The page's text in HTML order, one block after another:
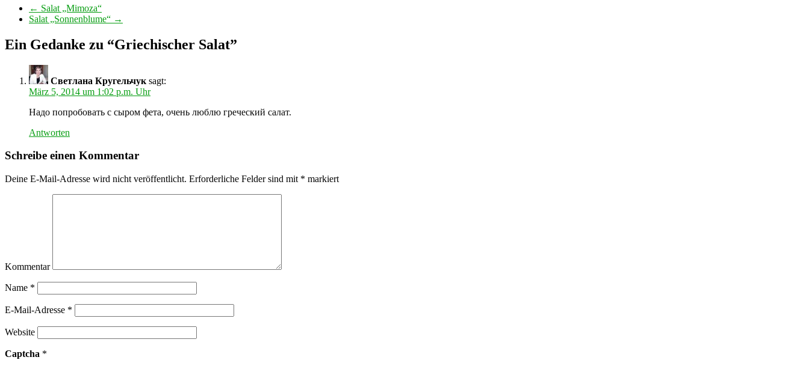
← Salat „Mimoza“
Salat „Sonnenblume“ →
Ein Gedanke zu “Griechischer Salat”
Светлана Кругельчук sagt:
März 5, 2014 um 1:02 p.m. Uhr
Надо попробовать с сыром фета, очень люблю греческий салат.
Antworten
Schreibe einen Kommentar
Deine E-Mail-Adresse wird nicht veröffentlicht. Erforderliche Felder sind mit * markiert
Kommentar
Name *
E-Mail-Adresse *
Website
Captcha *